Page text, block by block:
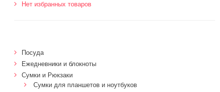
Нет избранных товаров
Посуда
Ежедневники и блокноты
Сумки и Рюкзаки
Сумки для планшетов и ноутбуков